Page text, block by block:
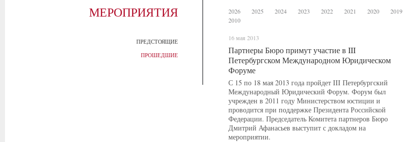
МЕРОПРИЯТИЯ
ПРЕДСТОЯЩИЕ
ПРОШЕДШИЕ
2026 2025 2024 2023 2022 2021 2020 2019
2010
16 мая 2013
Партнеры Бюро примут участие в III
Петербургском Международном Юридическом
Форуме
С 15 по 18 мая 2013 года пройдет III Петербургский
Международный Юридический Форум. Форум был
учрежден в 2011 году Министерством юстиции и
проводится при поддержке Президента Российской
Федерации. Председатель Комитета партнеров Бюро
Дмитрий Афанасьев выступит с докладом на
мероприятии.